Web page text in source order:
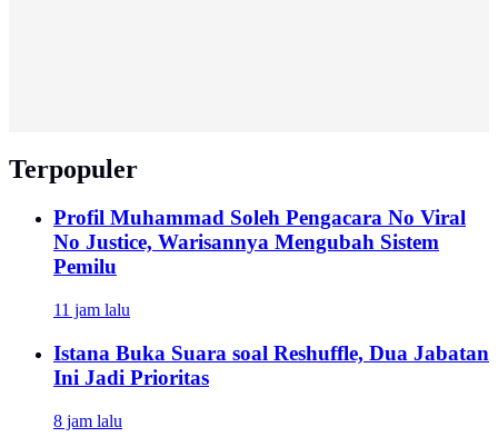
Terpopuler
Profil Muhammad Soleh Pengacara No Viral
No Justice, Warisannya Mengubah Sistem
Pemilu
11 jam lalu
Istana Buka Suara soal Reshuffle, Dua Jabatan
Ini Jadi Prioritas
8 jam lalu